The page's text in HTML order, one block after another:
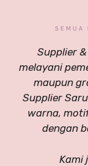
SEMUA
Supplier
melayani
maupun
Supplier
warna,
dengan
Kami